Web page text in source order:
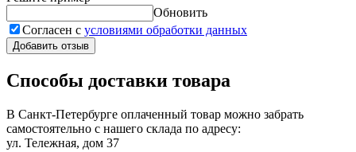
Обновить
Согласен с условиями обработки данных
Добавить отзыв
Способы доставки товара
В Санкт-Петербурге оплаченный товар можно забрать
самостоятельно с нашего склада по адресу:
ул. Тележная, дом 37